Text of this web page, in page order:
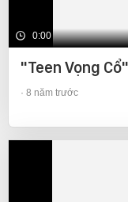
0:00
"Teen Vọng
8 năm trước